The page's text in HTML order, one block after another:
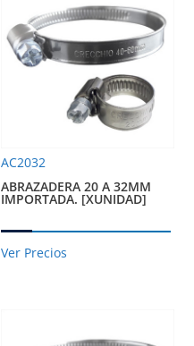
AC2032
ABRAZADERA 20 A 32MM
IMPORTADA. [XUNIDAD]
Ver Precios